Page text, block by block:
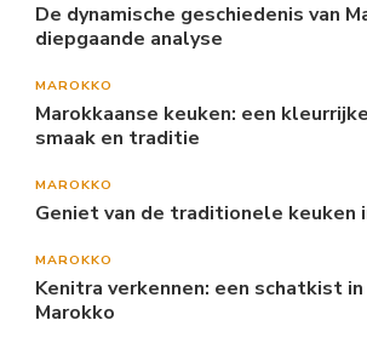
De dynamische geschiedenis van
diepgaande analyse
MAROKKO
Marokkaanse keuken: een
smaak en traditie
MAROKKO
Geniet van de traditionele keuken
MAROKKO
Kenitra verkennen: een schatkist
Marokko